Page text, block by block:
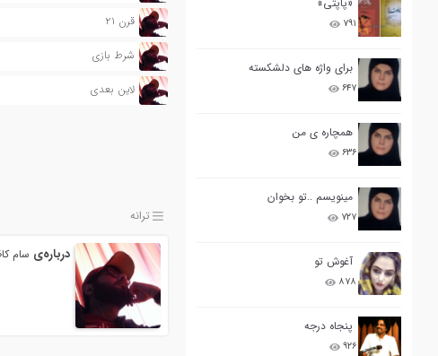
۷۹۱
برای واژه های دلشکسته
۶۴۷
همچاره ی من
۶۳۶
مینویسم ..تو بخوان
۷۲۷
آغوش تو
۸۷۸
پنجاه درجه
۹۲۶
قرن ۲۱
شرط بازی
لاین بعدی
ترانه
درباره‌ی سام